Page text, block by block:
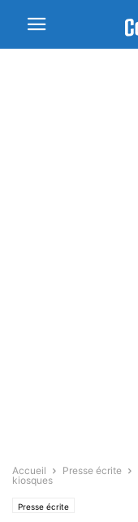
Accueil Presse écrite
kiosques
Presse écrite